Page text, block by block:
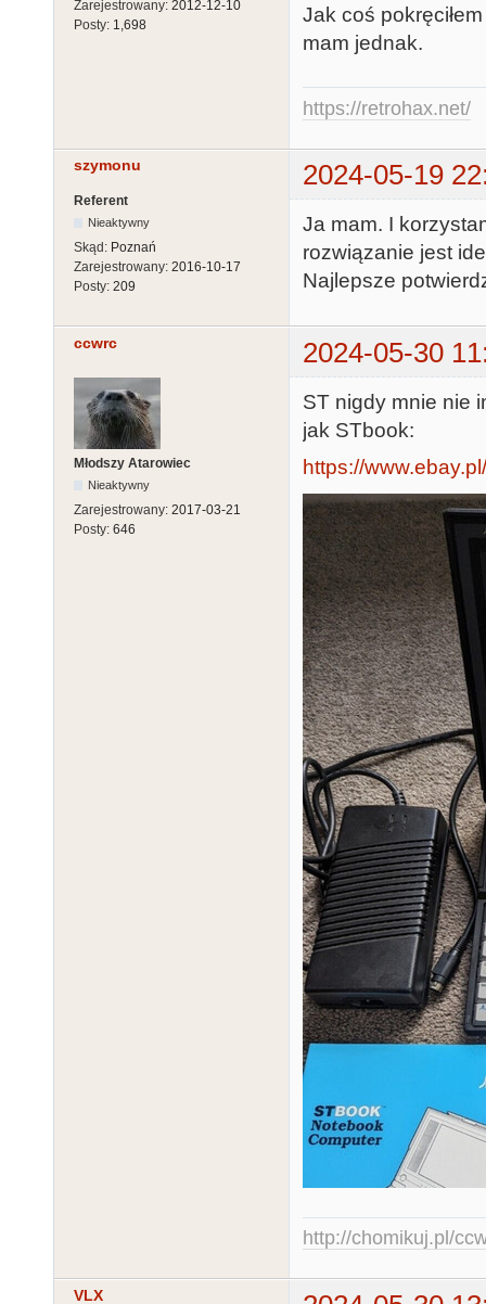
Zarejestrowany: 2012-12-10
Posty: 1,698
Jak coś
mam jednak.
https://retrohax.net/
szymonu 2024-05-19
Referent
Nieaktywny
Skąd: Poznań
Zarejestrowany: 2016-10-17
Posty: 209
Ja mam. I
rozwiązanie jest
Najlepsze
ccwrc 2024-05-30
Młodszy Atarowiec
Nieaktywny
Zarejestrowany: 2017-03-21
Posty: 646
ST nigdy mnie nie
jak STbook:
https://
http://chomikuj.pl/
VLX